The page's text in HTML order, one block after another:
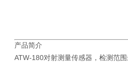
产品简介
ATW-180对射测量传感器，检测范